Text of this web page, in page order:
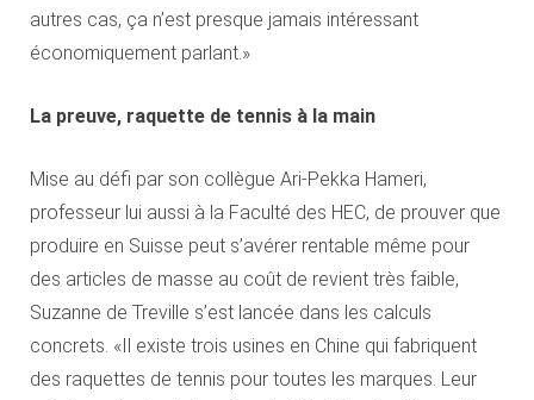
autres cas, ça n’est presque jamais intéressant
économiquement parlant.»
La preuve, raquette de tennis à la main
Mise au défi par son collègue Ari-Pekka Hameri,
professeur lui aussi à la Faculté des HEC, de prouver que
produire en Suisse peut s’avérer rentable même pour
des articles de masse au coût de revient très faible,
Suzanne de Treville s’est lancée dans les calculs
concrets. «Il existe trois usines en Chine qui fabriquent
des raquettes de tennis pour toutes les marques. Leur